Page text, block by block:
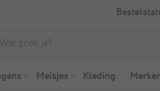
Meisjes Kleding